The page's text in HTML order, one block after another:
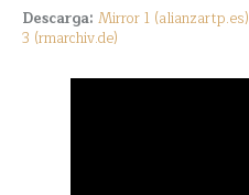
Descarga: Mirror 1 (alianzartp.es)
3 (rmarchiv.de)